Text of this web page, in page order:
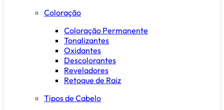
Coloração
Coloração Permanente
Tonalizantes
Oxidantes
Descolorantes
Reveladores
Retoque de Raiz
Tipos de Cabelo